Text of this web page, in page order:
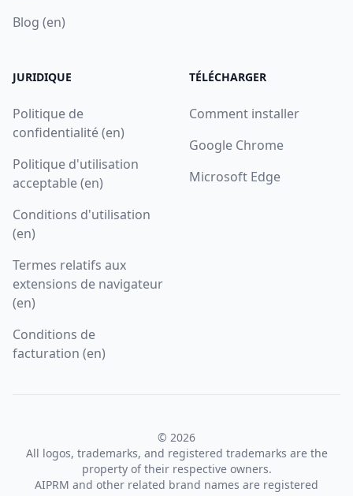
Blog (en)
JURIDIQUE
Politique de
confidentialité (en)
Politique d'utilisation
acceptable (en)
Conditions d'utilisation
(en)
Termes relatifs aux
extensions de navigateur
(en)
Conditions de
facturation (en)
TÉLÉCHARGER
Comment installer
Google Chrome
Microsoft Edge
© 2026
All logos, trademarks, and registered trademarks are the
property of their respective owners.
AIPRM and other related brand names are registered